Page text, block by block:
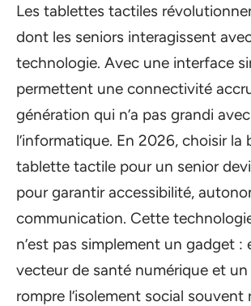
Les tablettes tactiles
dont les seniors interagissent
technologie. Avec une interface
permettent une connectivité
génération qui n’a pas grandi avec
l’informatique. En 2026, choisir la
tablette tactile pour un senior
pour garantir accessibilité,
communication. Cette
n’est pas simplement un gadget :
vecteur de santé numérique et
rompre l’isolement social souvent